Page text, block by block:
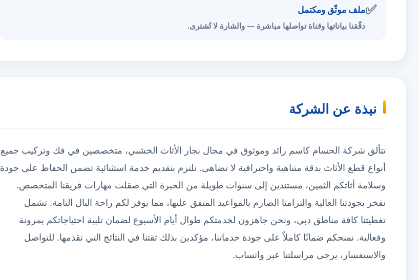
✅ملف موثّق ومكتمل
دقّقنا بياناتها وقناة تواصلها مباشرة — والشارة لا تُشترى.
نبذة عن الشركة
تتألق شركة الحسام كاسم رائد وموثوق في مجال نجار الأثاث الخشبي، متخصصين في فك وتركيب جميع
أنواع قطع الأثاث بدقة متناهية واحترافية لا تضاهى. نلتزم بتقديم خدمة استثنائية تضمن الحفاظ على جودة
وسلامة أثاثكم الثمين، مستندين إلى سنوات طويلة من الخبرة التي صقلت مهارات فريقنا المتخصص.
نفخر بجودتنا العالية والتزامنا الصارم بالمواعيد المتفق عليها، مما يوفر لكم راحة البال التامة. تشمل
تغطيتنا كافة مناطق دبي، ونحن جاهزون لخدمتكم طوال أيام الأسبوع لضمان تلبية احتياجاتكم بمرونة
وفعالية. نمنحكم ضمانًا كاملاً على جودة خدماتنا، مؤكدين بذلك ثقتنا في النتائج التي نقدمها. للتواصل
والاستفسار، يرجى مراسلتنا عبر واتساب.